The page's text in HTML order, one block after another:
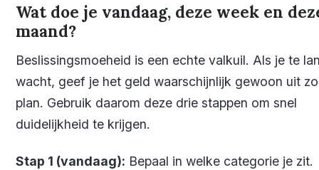
Wat doe je vandaag, deze week en
maand?
Beslissingsmoeheid is een echte valkuil. Als je te
wacht, geef je het geld waarschijnlijk gewoon uit
plan. Gebruik daarom deze drie stappen om snel
duidelijkheid te krijgen.
Stap 1 (vandaag): Bepaal in welke categorie je zit.